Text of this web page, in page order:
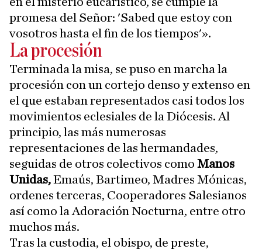
promesa del Señor: 'Sabed que estoy con
vosotros hasta el fin de los tiempos'».
La procesión
Terminada la misa, se puso en marcha la
procesión con un cortejo denso y extenso en
el que estaban representados casi todos los
movimientos eclesiales de la Diócesis. Al
principio, las más numerosas
representaciones de las hermandades,
seguidas de otros colectivos como Manos
Unidas,Emaús, Bartimeo, Madres Mónicas,
ordenes terceras, Cooperadores Salesianos
así como la Adoración Nocturna, entre otro
muchos más.
Tras la custodia, el obispo, de preste,